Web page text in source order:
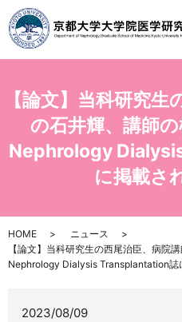
【論文】当科研究
の石井輝、講師
Nephrology
に掲載さ
HOME
ニュース
【論文】当科研究生の西尾治臣、病院
Nephrology Dialysis Transplantation誌
2023/08/09